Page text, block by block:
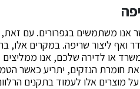
אנו משתמשים בגפרורים. עם זאת,
ואף ליצור שריפה. במקרים
או לדירה שלכם, אנו
חומרת הנזקים, יתריע כאשר
על מוצרים אלו לעמוד בתקנים